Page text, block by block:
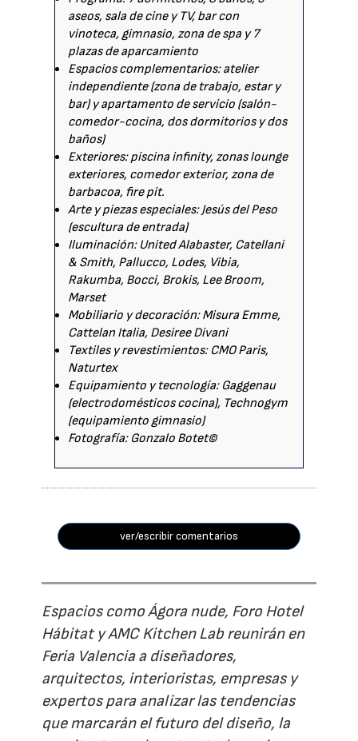
aseos, sala de cine y TV, bar con
vinoteca, gimnasio, zona de spa y 7
plazas de aparcamiento
Espacios complementarios: atelier
independiente (zona de trabajo, estar y
bar) y apartamento de servicio (salón-
comedor-cocina, dos dormitorios y dos
baños)
Exteriores: piscina infinity, zonas lounge
exteriores, comedor exterior, zona de
barbacoa, fire pit.
Arte y piezas especiales: Jesús del Peso
(escultura de entrada)
Iluminación: United Alabaster, Catellani
& Smith, Pallucco, Lodes, Vibia,
Rakumba, Bocci, Brokis, Lee Broom,
Marset
Mobiliario y decoración: Misura Emme,
Cattelan Italia, Desiree Divani
Textiles y revestimientos: CMO Paris,
Naturtex
Equipamiento y tecnología: Gaggenau
(electrodomésticos cocina), Technogym
(equipamiento gimnasio)
Fotografía: Gonzalo Botet©
ver/escribir comentarios
Espacios como Ágora nude, Foro Hotel
Hábitat y AMC Kitchen Lab reunirán en
Feria Valencia a diseñadores,
arquitectos, interioristas, empresas y
expertos para analizar las tendencias
que marcarán el futuro del diseño, la